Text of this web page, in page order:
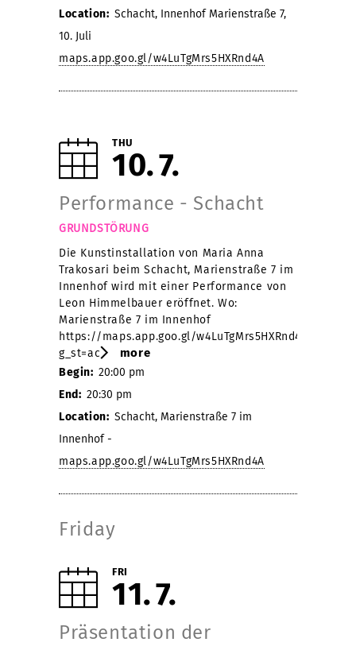
Location: Schacht, Innenhof Marienstraße 7,
10. Juli
maps.app.goo.gl/w4LuTgMrs5HXRnd4A
THU
10 7
Performance - Schacht
GRUNDSTÖRUNG
Die Kunstinstallation von Maria Anna
Trakosari beim Schacht, Marienstraße 7 im
Innenhof wird mit einer Performance von
Leon Himmelbauer eröffnet. Wo:
Marienstraße 7 im Innenhof
https://maps.app.goo.gl/w4LuTgMrs5HXRnd4A?
g_st=ac
more
Begin: 20:00 pm
End: 20:30 pm
Location: Schacht, Marienstraße 7 im
Innenhof -
maps.app.goo.gl/w4LuTgMrs5HXRnd4A
Friday
FRI
11 7
Präsentation der